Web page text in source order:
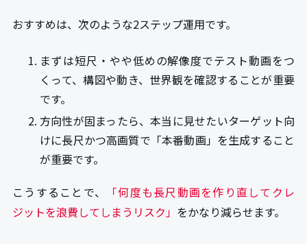
おすすめは、次のような2ステップ運用です。
まずは短尺・やや低めの解像度でテスト動画をつ
くって、構図や動き、世界観を確認することが重要
です。
方向性が固まったら、本当に見せたいターゲット向
けに長尺かつ高画質で「本番動画」を生成すること
が重要です。
こうすることで、
「何度も長尺動画を作り直してクレ
ジットを浪費してしまうリスク」 をかなり減らせます。